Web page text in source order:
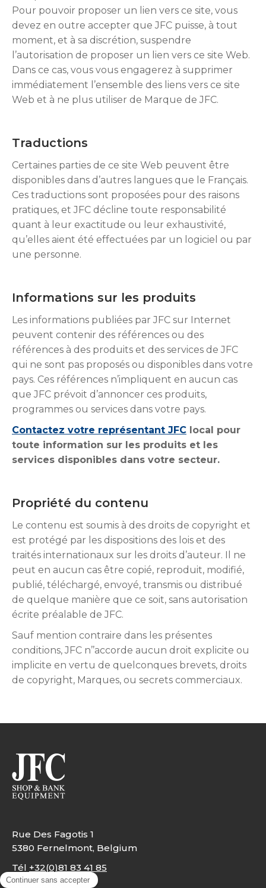
Pour pouvoir proposer un lien vers ce site, vous
devez en outre accepter que JFC puisse, à tout
moment, et à sa discrétion, suspendre
l’autorisation de proposer un lien vers ce site Web.
Dans ce cas, vous vous engagerez à supprimer
immédiatement l’ensemble des liens vers ce site
Web et à ne plus utiliser de Marque de JFC.
Traductions
Certaines parties de ce site Web peuvent être
disponibles dans d’autres langues que le Français.
Ces traductions sont proposées pour des raisons
pratiques, et JFC décline toute responsabilité
quant à leur exactitude ou leur exhaustivité,
qu’elles aient été effectuées par un logiciel ou par
une personne.
Informations sur les produits
Les informations publiées par JFC sur Internet
peuvent contenir des références ou des
références à des produits et des services de JFC
qui ne sont pas proposés ou disponibles dans votre
pays. Ces références n’impliquent en aucun cas
que JFC prévoit d’annoncer ces produits,
programmes ou services dans votre pays.
Contactez votre représentant JFC local pour
toute information sur les produits et les
services disponibles dans votre secteur.
Propriété du contenu
Le contenu est soumis à des droits de copyright et
est protégé par les dispositions des lois et des
traités internationaux sur les droits d’auteur. Il ne
peut en aucun cas être copié, reproduit, modifié,
publié, téléchargé, envoyé, transmis ou distribué
de quelque manière que ce soit, sans autorisation
écrite préalable de JFC.
Sauf mention contraire dans les présentes
conditions, JFC n’’accorde aucun droit explicite ou
implicite en vertu de quelconques brevets, droits
de copyright, Marques, ou secrets commerciaux.
Rue Des Fagotis 1
5380 Fernelmont, Belgium
Tél +32(0)81 83 41 85